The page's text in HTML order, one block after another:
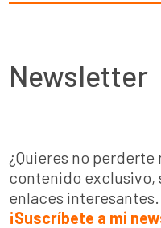
Newsletter
¿Quieres no perderte
contenido exclusivo,
enlaces
¡Suscríbete a mi